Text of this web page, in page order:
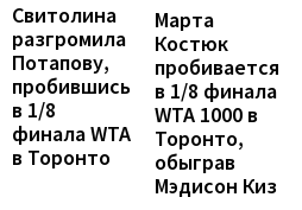
Свитолина
разгромила
Потапову,
пробившись
в 1/8
финала WTA
в Торонто
Марта
Костюк
пробивается
в 1/8 финала
WTA 1000 в
Торонто,
обыграв
Мэдисон Киз